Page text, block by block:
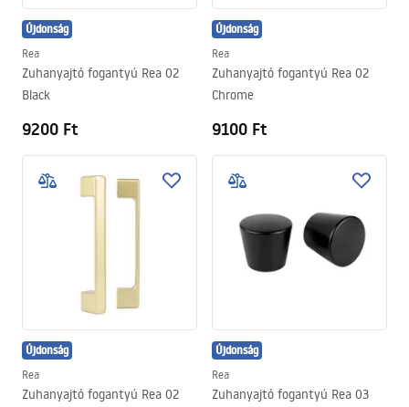
Újdonság
Rea
Zuhanyajtó fogantyú Rea 02
Black
9200 Ft
Újdonság
Rea
Zuhanyajtó fogantyú Rea 02
Chrome
9100 Ft
Újdonság
Rea
Zuhanyajtó fogantyú Rea 02
Újdonság
Rea
Zuhanyajtó fogantyú Rea 03